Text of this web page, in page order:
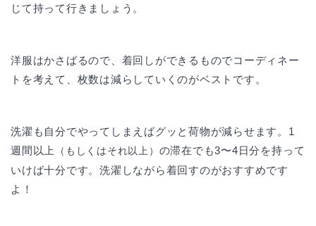
じて持って行きましょう。
洋服はかさばるので、着回しができるものでコーディネー
トを考えて、枚数は減らしていくのがベストです。
洗濯も自分でやってしまえばグッと荷物が減らせます。1
週間以上
（もしくはそれ以上） の滞在でも3〜4日分を持って
いけば十分です。洗濯しながら着回すのがおすすめです
よ！